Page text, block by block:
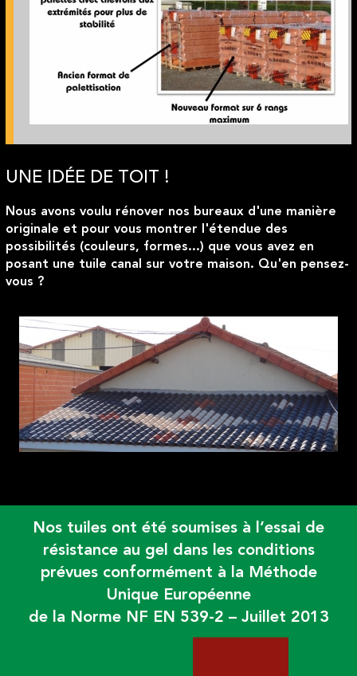
UNE IDÉE DE TOIT !
Nous avons voulu rénover nos bureaux d'une manière
originale et pour vous montrer l'étendue des
possibilités (couleurs, formes...) que vous avez en
posant une tuile canal sur votre maison. Qu'en pensez-
vous ?
Nos tuiles ont été soumises à l’essai de
résistance au gel dans les conditions
prévues conformément à la Méthode
Unique Européenne
de la Norme NF EN 539-2 – Juillet 2013